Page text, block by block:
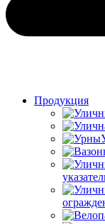
Продукция